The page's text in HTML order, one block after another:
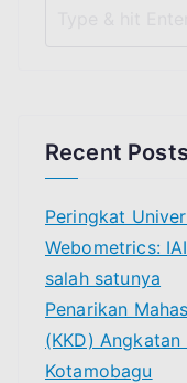
Recent Posts
Peringkat
Webometrics:
salah satunya
Penarikan
(KKD) Angkatan
Kotamobagu